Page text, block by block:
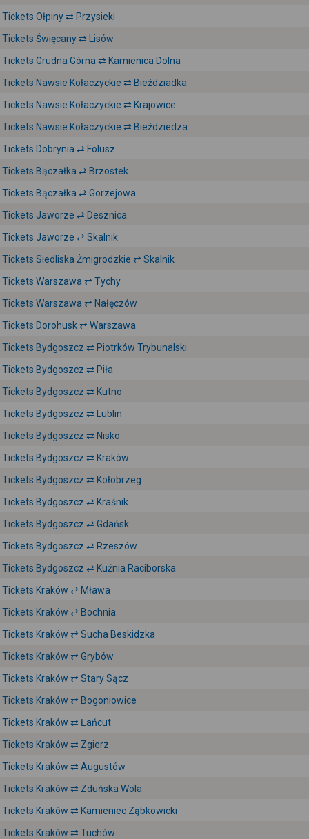
Tickets Ołpiny ⇄ Przysieki
Tickets Święcany ⇄ Lisów
Tickets Grudna Górna ⇄ Kamienica Dolna
Tickets Nawsie Kołaczyckie ⇄ Bieździadka
Tickets Nawsie Kołaczyckie ⇄ Krajowice
Tickets Nawsie Kołaczyckie ⇄ Bieździedza
Tickets Dobrynia ⇄ Folusz
Tickets Bączałka ⇄ Brzostek
Tickets Bączałka ⇄ Gorzejowa
Tickets Jaworze ⇄ Desznica
Tickets Jaworze ⇄ Skalnik
Tickets Siedliska Żmigrodzkie ⇄ Skalnik
Tickets Warszawa ⇄ Tychy
Tickets Warszawa ⇄ Nałęczów
Tickets Dorohusk ⇄ Warszawa
Tickets Bydgoszcz ⇄ Piotrków Trybunalski
Tickets Bydgoszcz ⇄ Piła
Tickets Bydgoszcz ⇄ Kutno
Tickets Bydgoszcz ⇄ Lublin
Tickets Bydgoszcz ⇄ Nisko
Tickets Bydgoszcz ⇄ Kraków
Tickets Bydgoszcz ⇄ Kołobrzeg
Tickets Bydgoszcz ⇄ Kraśnik
Tickets Bydgoszcz ⇄ Gdańsk
Tickets Bydgoszcz ⇄ Rzeszów
Tickets Bydgoszcz ⇄ Kuźnia Raciborska
Tickets Kraków ⇄ Mława
Tickets Kraków ⇄ Bochnia
Tickets Kraków ⇄ Sucha Beskidzka
Tickets Kraków ⇄ Grybów
Tickets Kraków ⇄ Stary Sącz
Tickets Kraków ⇄ Bogoniowice
Tickets Kraków ⇄ Łańcut
Tickets Kraków ⇄ Zgierz
Tickets Kraków ⇄ Augustów
Tickets Kraków ⇄ Zduńska Wola
Tickets Kraków ⇄ Kamieniec Ząbkowicki
Tickets Kraków ⇄ Tuchów